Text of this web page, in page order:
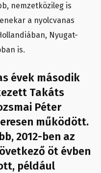
nemzetközileg is
a nyolcvanas
Nyugat-
is.
évek második
Takáts
Péter
működött.
2012-ben az
öt évben
például